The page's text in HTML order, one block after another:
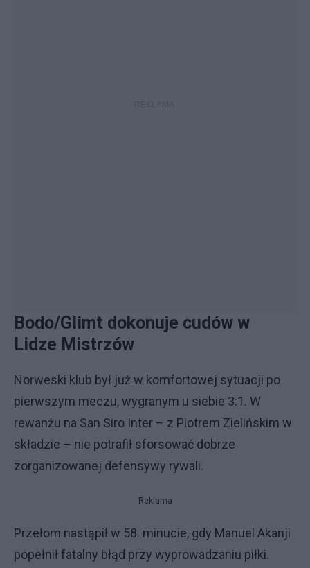
Bodo/Glimt dokonuje cudów w
Lidze Mistrzów
Norweski klub był już w komfortowej sytuacji po
pierwszym meczu, wygranym u siebie 3:1. W
rewanżu na San Siro Inter – z Piotrem Zielińskim w
składzie – nie potrafił sforsować dobrze
zorganizowanej defensywy rywali.
Reklama
Przełom nastąpił w 58. minucie, gdy Manuel Akanji
popełnił fatalny błąd przy wyprowadzaniu piłki.